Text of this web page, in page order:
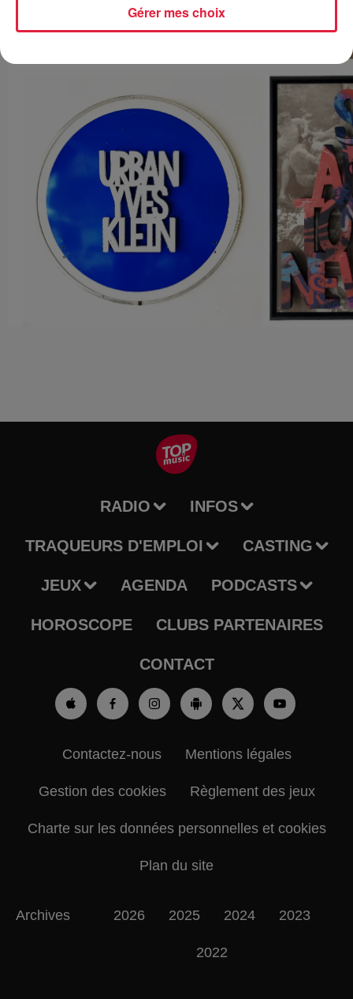
RADIO INFOS
TRAQUEURS D'EMPLOI CASTING
JEUX AGENDA PODCASTS
HOROSCOPE CLUBS PARTENAIRES
CONTACT
Contactez-nous Mentions légales
Gestion des cookies Règlement des jeux
Charte sur les données personnelles et cookies
Plan du site
Archives 2026 2025 2024 2023
2022
Gérer mes choix